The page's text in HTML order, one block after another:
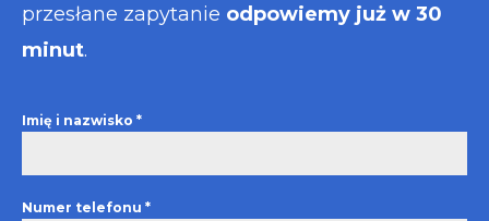
przesłane zapytanie odpowiemy już w 30
minut.
Imię i nazwisko *
Numer telefonu *